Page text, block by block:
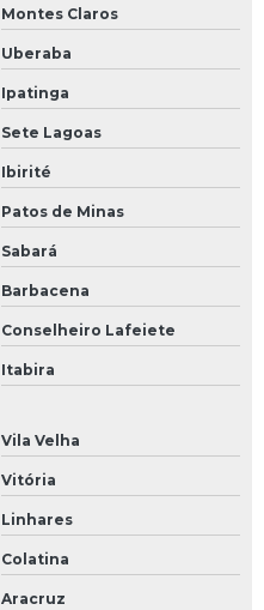
Montes Claros
Uberaba
Ipatinga
Sete Lagoas
Ibirité
Patos de Minas
Sabará
Barbacena
Conselheiro Lafeiete
Itabira
Vila Velha
Vitória
Linhares
Colatina
Aracruz